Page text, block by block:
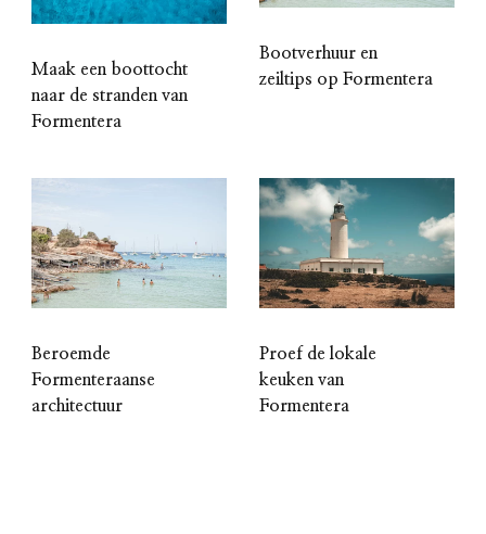
Maak een boottocht
naar de stranden van
Formentera
Bootverhuur en
zeiltips op Formentera
Beroemde
Formenteraanse
architectuur
Proef de lokale
keuken van
Formentera